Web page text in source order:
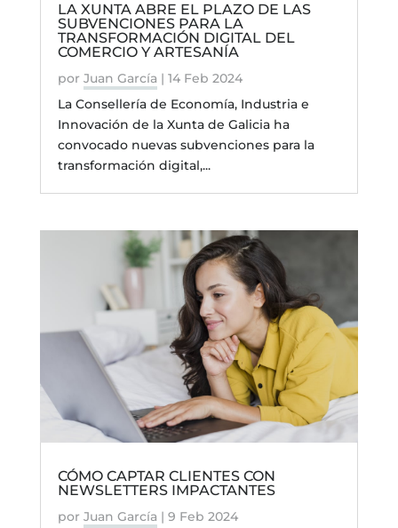
LA XUNTA ABRE EL PLAZO DE LAS
SUBVENCIONES PARA LA
TRANSFORMACIÓN DIGITAL DEL
COMERCIO Y ARTESANÍA
por Juan García | 14 Feb 2024
La Consellería de Economía, Industria e
Innovación de la Xunta de Galicia ha
convocado nuevas subvenciones para la
transformación digital,...
CÓMO CAPTAR CLIENTES CON
NEWSLETTERS IMPACTANTES
por Juan García | 9 Feb 2024